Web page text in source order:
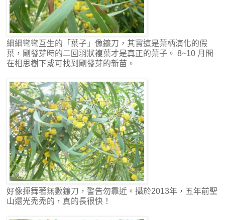
細細彎彎互生的「葉子」像鐮刀，其實這是葉柄演化的假
葉，剛發芽時的二回羽狀複葉才是真正的葉子。 8~10 月間
在相思樹下或可找到剛發芽的新苗。
好像揮舞著無數鐮刀，警告勿靠近。攝於2013年，五年前聖
山還光禿禿的，真的長很快！